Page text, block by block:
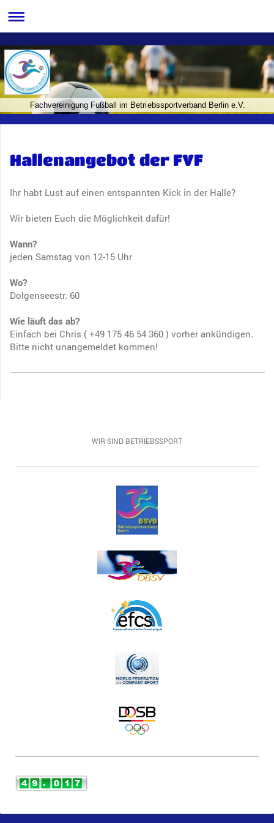
Fachvereinigung Fußball im Betriebssportverband Berlin e.V.
Hallenangebot der FVF
Ihr habt Lust auf einen entspannten Kick in der Halle?
Wir bieten Euch die Möglichkeit dafür!
Wann?
jeden Samstag von 12-15 Uhr
Wo?
Dolgenseestr. 60
Wie läuft das ab?
Einfach bei Chris ( +49 175 46 54 360 ) vorher ankündigen.
Bitte nicht unangemeldet kommen!
WIR SIND BETRIEBSSPORT